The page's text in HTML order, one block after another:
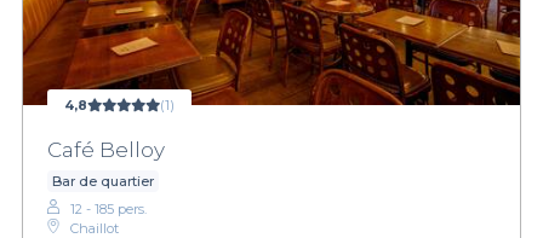
4,8 (1)
Café Belloy
Bar de quartier
12 - 185 pers.
Chaillot